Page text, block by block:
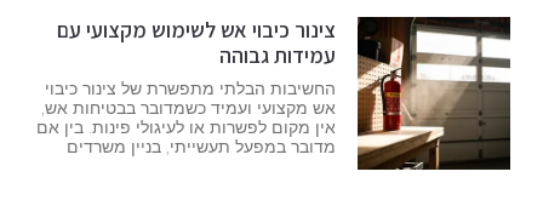
צינור כיבוי אש לשימוש מקצועי עם
עמידות גבוהה
החשיבות הבלתי מתפשרת של צינור כיבוי
אש מקצועי ועמיד כשמדובר בבטיחות אש,
אין מקום לפשרות או לעיגולי פינות. בין אם
מדובר במפעל תעשייתי, בניין משרדים